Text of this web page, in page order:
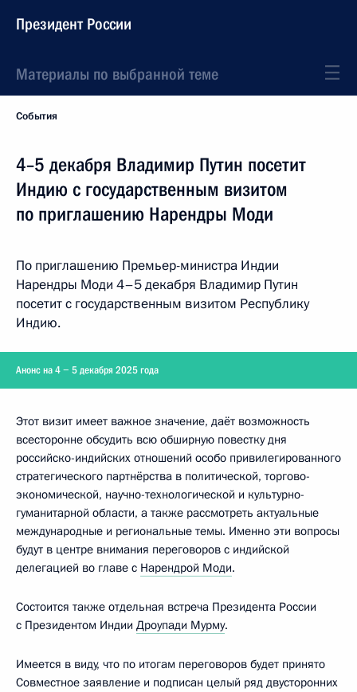
Президент России
Материалы по выбранной теме
События
4–5 декабря Владимир Путин посетит
Индию с государственным визитом
по приглашению Нарендры Моди
По приглашению Премьер-министра Индии
Нарендры Моди 4–5 декабря Владимир Путин
посетит с государственным визитом Республику
Индию.
Анонс на 4 − 5 декабря 2025 года
Этот визит имеет важное значение, даёт возможность
всесторонне обсудить всю обширную повестку дня
российско-индийских отношений особо привилегированного
стратегического партнёрства в политической, торгово-
экономической, научно-технологической и культурно-
гуманитарной области, а также рассмотреть актуальные
международные и региональные темы. Именно эти вопросы
будут в центре внимания переговоров с индийской
делегацией во главе с Нарендрой Моди.
Состоится также отдельная встреча Президента России
с Президентом Индии Дроупади Мурму.
Имеется в виду, что по итогам переговоров будет принято
Совместное заявление и подписан целый ряд двусторонних